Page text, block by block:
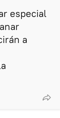
especial
a